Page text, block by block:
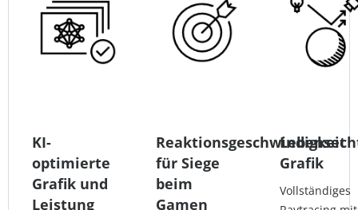
KI-
optimierte
Grafik und
Leistung
Reaktionsgeschwindigkeit
für Siege
beim
Gamen
Grafik
Vollständiges